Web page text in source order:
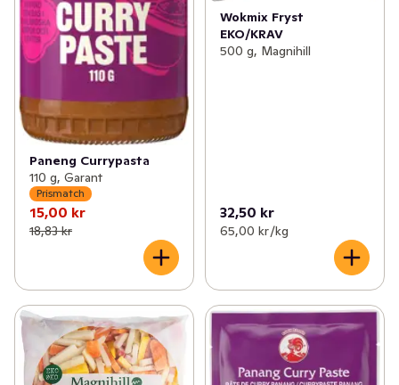
Paneng Currypasta
110 g, Garant
Prismatch
15,00 kr
18,83 kr
Wokmix Fryst
EKO/KRAV
500 g, Magnihill
32,50 kr
65,00 kr /kg